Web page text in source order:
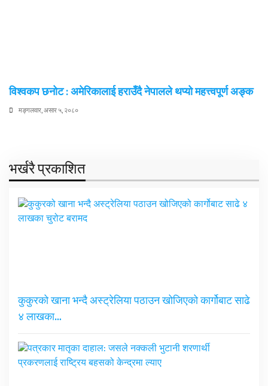
विश्वकप छनोट : अमेरिकालाई हराउँदै नेपालले थप्यो महत्त्वपूर्ण अङ्क
मङ्गलवार, असार ५, २०८०
भर्खरै प्रकाशित
कुकुरको खाना भन्दै अस्ट्रेलिया पठाउन खोजिएको कार्गोबाट साढे
४ लाखका…